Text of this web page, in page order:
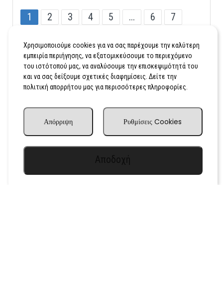
1 2 3 4 5 ... 6
7
Χρησιμοποιούμε cookies για να σας παρέχουμε την καλύτερη
εμπειρία περιήγησης, να εξατομικεύσουμε το περιεχόμενο
του ιστότοπού μας, να αναλύσουμε την επισκεψιμότητά του
και να σας δείξουμε σχετικές διαφημίσεις. Δείτε την
πολιτική απορρήτου μας για περισσότερες πληροφορίες.
Ρυθμίσεις Cookies
Απόρριψη